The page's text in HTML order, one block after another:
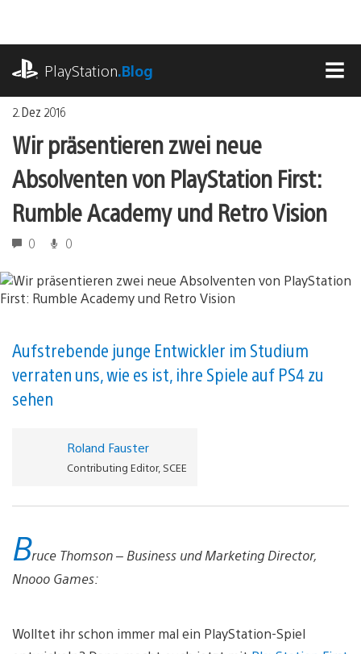
springen
PlayStation.Blog
2. Dez 2016
Wir präsentieren zwei neue
Absolventen von PlayStation First:
Rumble Academy und Retro Vision
0 0
Aufstrebende junge Entwickler im Studium
verraten uns, wie es ist, ihre Spiele auf PS4 zu
sehen
Roland Fauster
Contributing Editor, SCEE
Bruce Thomson – Business und Marketing Director,
Nnooo Games:
Wolltet ihr schon immer mal ein PlayStation-Spiel